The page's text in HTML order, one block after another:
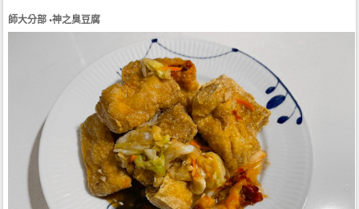
師大分部 •神之臭豆腐